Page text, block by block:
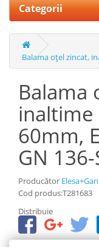
Categorii
Balama oţel zincat,
Balama
60mm,
GN
Producător
Cod produs:T281683
Distribuie